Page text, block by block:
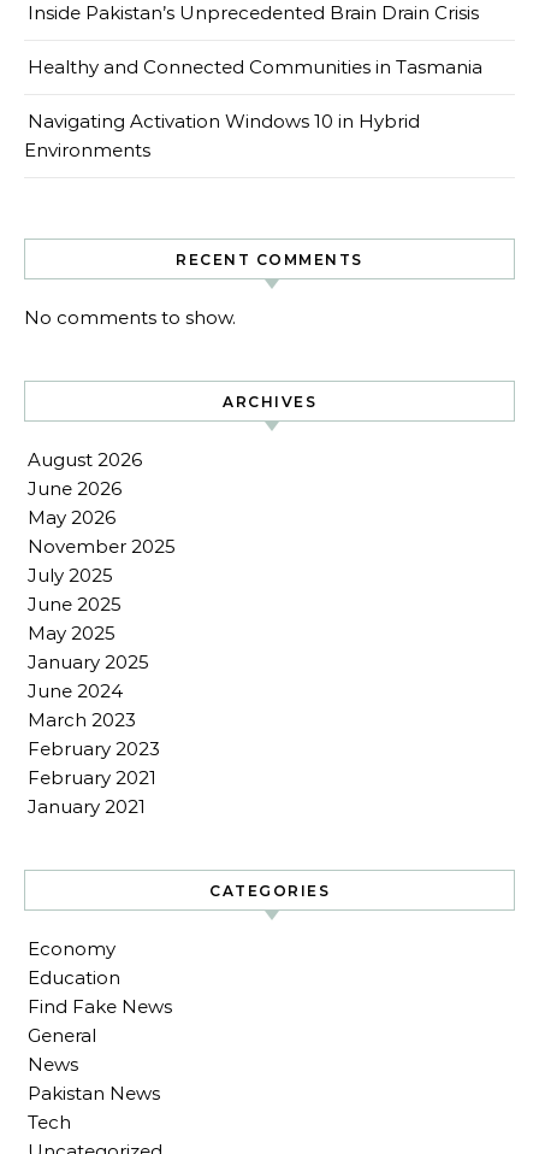
Inside Pakistan’s Unprecedented Brain Drain Crisis
Healthy and Connected Communities in Tasmania
Navigating Activation Windows 10 in Hybrid
Environments
RECENT COMMENTS
No comments to show.
ARCHIVES
August 2026
June 2026
May 2026
November 2025
July 2025
June 2025
May 2025
January 2025
June 2024
March 2023
February 2023
February 2021
January 2021
CATEGORIES
Economy
Education
Find Fake News
General
News
Pakistan News
Tech